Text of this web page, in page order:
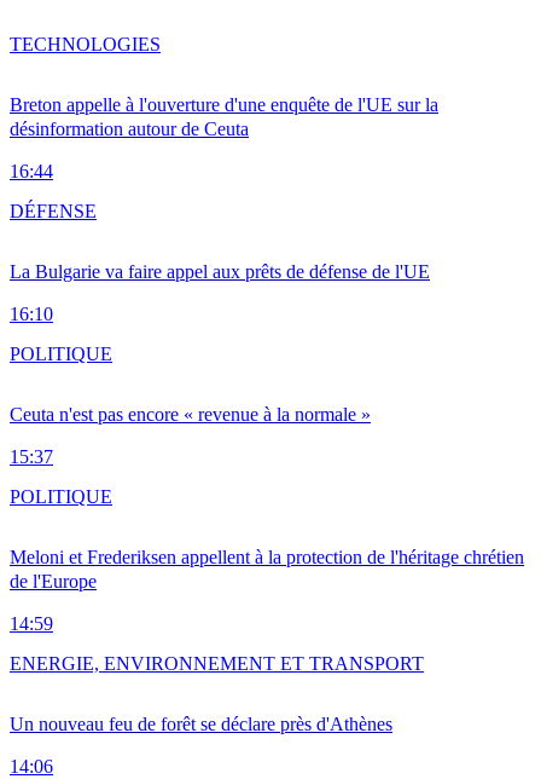
Breton appelle à l'ouverture d'une enquête de l'UE sur la
désinformation autour de Ceuta
16:44
TECHNOLOGIES
La Bulgarie va faire appel aux prêts de défense de l'UE
16:10
DÉFENSE
Ceuta n'est pas encore « revenue à la normale »
15:37
POLITIQUE
Meloni et Frederiksen appellent à la protection de l'héritage chrétien
de l'Europe
14:59
POLITIQUE
Un nouveau feu de forêt se déclare près d'Athènes
14:06
ENERGIE, ENVIRONNEMENT ET TRANSPORT